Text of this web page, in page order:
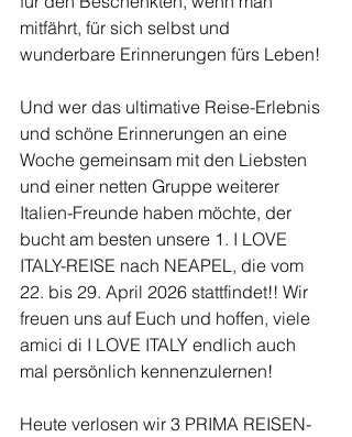
mitfährt, für sich selbst und
wunderbare Erinnerungen fürs Leben!
Und wer das ultimative Reise-Erlebnis
und schöne Erinnerungen an eine
Woche gemeinsam mit den Liebsten
und einer netten Gruppe weiterer
Italien-Freunde haben möchte, der
bucht am besten unsere 1. I LOVE
ITALY-REISE nach NEAPEL, die vom
22. bis 29. April 2026 stattfindet!! Wir
freuen uns auf Euch und hoffen, viele
amici di I LOVE ITALY endlich auch
mal persönlich kennenzulernen!
Heute verlosen wir 3 PRIMA REISEN-